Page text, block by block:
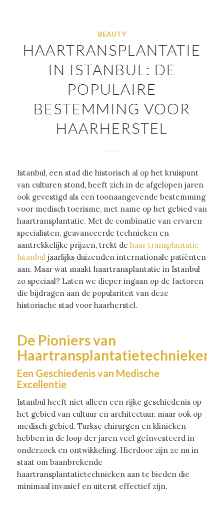
BEAUTY
HAARTRANSPLANTATIE
IN ISTANBUL: DE
POPULAIRE
BESTEMMING VOOR
HAARHERSTEL
Istanbul, een stad die historisch al op het kruispunt
van culturen stond, heeft zich in de afgelopen jaren
ook gevestigd als een toonaangevende bestemming
voor medisch toerisme, met name op het gebied van
haartransplantatie. Met de combinatie van ervaren
specialisten, geavanceerde technieken en
aantrekkelijke prijzen, trekt de haar transplantatie
Istanbul jaarlijks duizenden internationale patiënten
aan. Maar wat maakt haartransplantatie in Istanbul
zo speciaal? Laten we dieper ingaan op de factoren
die bijdragen aan de populariteit van deze
historische stad voor haarherstel.
De Pioniers van
Haartransplantatietechnieken
Een Geschiedenis van Medische
Excellentie
Istanbul heeft niet alleen een rijke geschiedenis op
het gebied van cultuur en architectuur, maar ook op
medisch gebied. Turkse chirurgen en klinieken
hebben in de loop der jaren veel geïnvesteerd in
onderzoek en ontwikkeling. Hierdoor zijn ze nu in
staat om baanbrekende
haartransplantatietechnieken aan te bieden die
minimaal invasief en uiterst effectief zijn.